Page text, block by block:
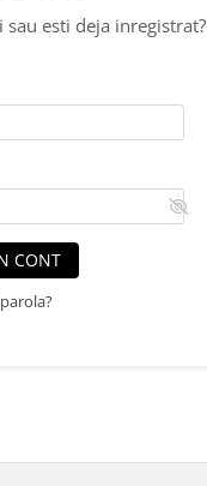
esti deja inregistrat?
CONT